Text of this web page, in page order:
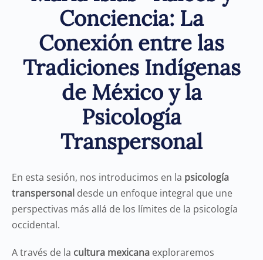
Conciencia: La
Conexión entre las
Tradiciones Indígenas
de México y la
Psicología
Transpersonal
En esta sesión, nos introducimos en la psicología
transpersonal desde un enfoque integral que une
perspectivas más allá de los límites de la psicología
occidental.
A través de la cultura mexicana exploraremos